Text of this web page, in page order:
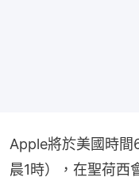
Apple將於美國時
晨1時），在聖荷